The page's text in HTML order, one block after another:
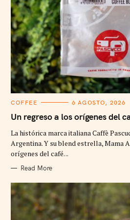
C
T
E
O
R
I
E
COFFEE 6 AGOSTO, 2026
Un regreso a los orígenes del
La histórica marca italiana Caffè
Argentina. Y su blend estrella, Mama
orígenes del café. ..
Read More